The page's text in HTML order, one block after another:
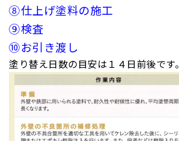
⑧仕上げ塗料の施工
⑨検査
⑩お引き渡し
塗り替え日数の目安は１４日前後です。